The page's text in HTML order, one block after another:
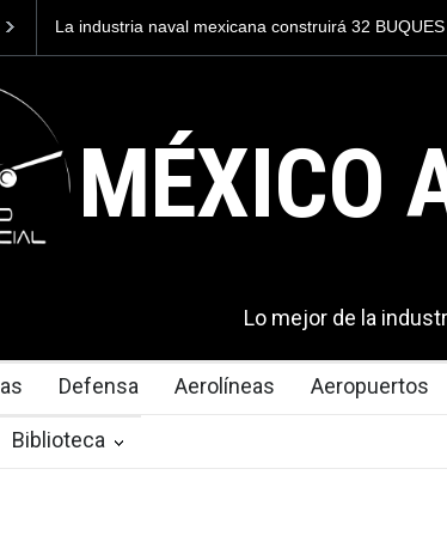
La industria naval mexicana construirá 32 BUQUES para
MÉXICO
Lo mejor de la
Defensa Aerolíneas Aeropuertos
Biblioteca